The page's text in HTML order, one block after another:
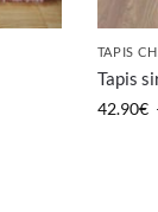
TAPIS
Tapis
42.90€